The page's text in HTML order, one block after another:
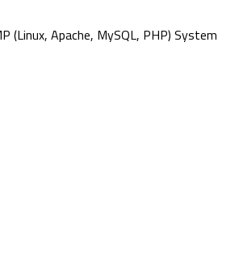
(Linux, Apache, MySQL, PHP) System